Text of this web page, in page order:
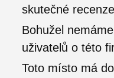
skutečné
Bohužel
uživatelů o této
Toto místo má